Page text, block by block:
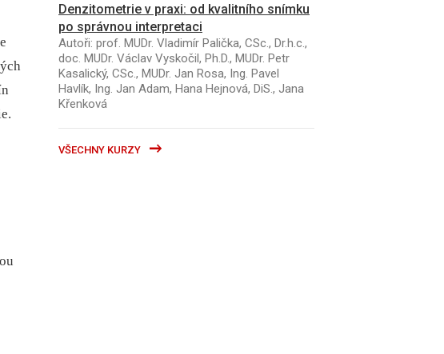
Denzitometrie v praxi: od kvalitního snímku
po správnou interpretaci
Autoři: prof. MUDr. Vladimír Palička, CSc., Dr.h.c.,
doc. MUDr. Václav Vyskočil, Ph.D., MUDr. Petr
Kasalický, CSc., MUDr. Jan Rosa, Ing. Pavel
Havlík, Ing. Jan Adam, Hana Hejnová, DiS., Jana
Křenková
VŠECHNY KURZY